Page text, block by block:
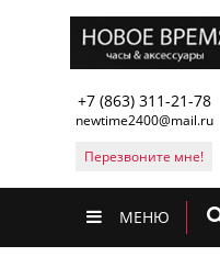
+7 (863) 311-21-78
newtime2400@mail.ru
Перезвоните мне!
МЕНЮ